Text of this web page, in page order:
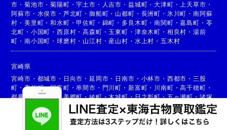
市 ・菊池市 ・菊陽町 ・宇土市 ・ 人吉市 ・ 益城町 ・大津町 ・ 上天草市 ・
阿蘇市 ・ 水俣市 ・ 芦北町 ・御船町 ・ 山都町 ・ 長洲町 ・ 氷川町 ・ 南阿蘇
村 ・美里町 ・和水町 ・甲佐町 ・ 錦町 ・ 多良木町 ・南関町 ・嘉島町 ・ 苓
北町 ・ 小国町 ・西原村 ・高森町 ・ 玉東町 ・ 津奈木町 ・ 相良村 ・ 湯前
町 ・南小国町 ・球磨村 ・ 山江村 ・ 産山村 ・ 水上村 ・ 五木村
宮崎県
宮崎市 ・ 都城市 ・ 日向市 ・延岡市 ・ 日南市 ・ 小林市 ・ 西都市 ・ 三股
町 ・高鍋町・国富町 ・ 串間市 ・ 門川町 ・ 新富町 ・ 川南町 ・高千穂町 ・
都農町
高原町 ・美郷町・綾町・木城町・日之影町・五ヶ瀬町・諸塚
椎葉村・ 西米良村